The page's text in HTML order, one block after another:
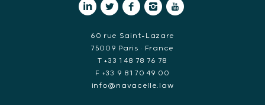
60 rue Saint-Lazare
75009 Paris • France
T +33 1 48 78 76 78
F +33 9 81 70 49 00
info@navacelle.law